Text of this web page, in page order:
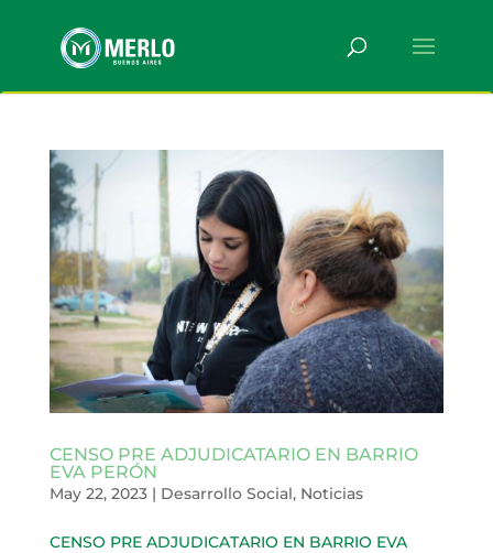
CENSO PRE ADJUDICATARIO EN BARRIO
EVA PERÓN
May 22, 2023| Desarrollo Social, Noticias
CENSO PRE ADJUDICATARIO EN BARRIO EVA